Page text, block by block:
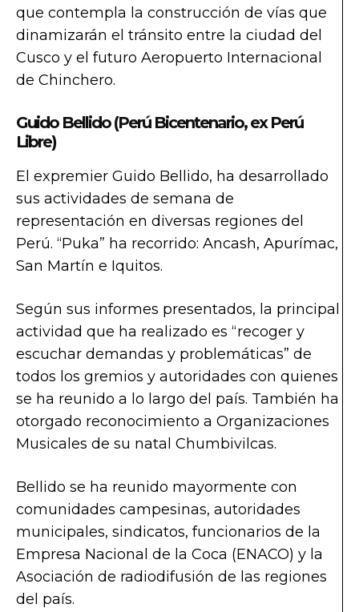
que contempla la construcción de vías que
dinamizarán el tránsito entre la ciudad del
Cusco y el futuro Aeropuerto Internacional
de Chinchero.
Guido Bellido (Perú Bicentenario, ex Perú
Libre)
El expremier Guido Bellido, ha desarrollado
sus actividades de semana de
representación en diversas regiones del
Perú. “Puka” ha recorrido: Ancash, Apurímac,
San Martín e Iquitos.
Según sus informes presentados, la principal
actividad que ha realizado es “recoger y
escuchar demandas y problemáticas” de
todos los gremios y autoridades con quienes
se ha reunido a lo largo del país. También ha
otorgado reconocimiento a Organizaciones
Musicales de su natal Chumbivilcas.
Bellido se ha reunido mayormente con
comunidades campesinas, autoridades
municipales, sindicatos, funcionarios de la
Empresa Nacional de la Coca (ENACO) y la
Asociación de radiodifusión de las regiones
del país.